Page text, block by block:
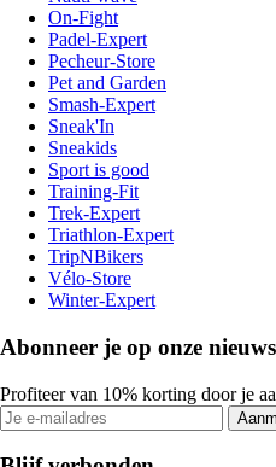
On-Fight
Padel-Expert
Pecheur-Store
Pet and Garden
Smash-Expert
Sneak'In
Sneakids
Sport is good
Training-Fit
Trek-Expert
Triathlon-Expert
TripNBikers
Vélo-Store
Winter-Expert
Abonneer je op onze
Profiteer van 10% korting door je